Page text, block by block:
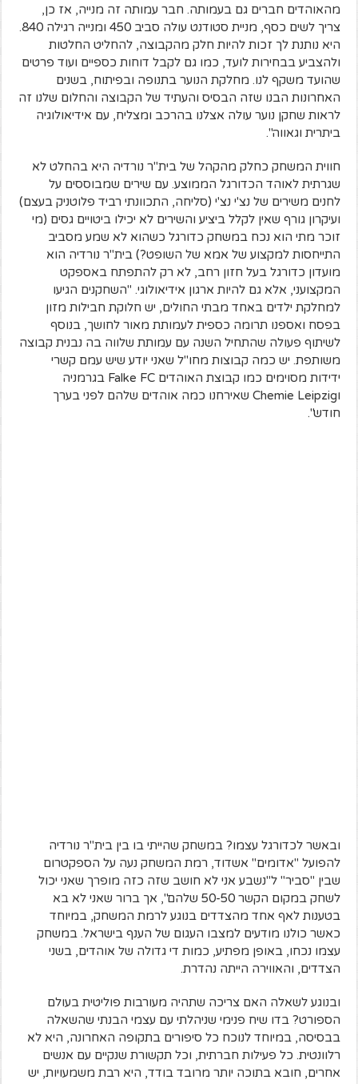
מהאוהדים חברים גם בעמותה. חבר עמותה זה מנייה, אז כן,
צריך לשים כסף, מניית סטודנט עולה סביב 450 ומנייה רגילה 840.
היא נותנת לך זכות להיות חלק מהקבוצה, להחליט החלטות
ולהצביע בבחירות לועד, כמו גם לקבל דוחות כספיים ועוד פרטים
שהועד משקף לנו. מחלקת הנוער בתנופה ובפיתוח, בשנים
האחרונות הבנו שזה הבסיס והעתיד של הקבוצה והחלום שלנו זה
לראות שחקן נוער עולה אצלנו בהרכב ומצליח, עם אידיאולוגיה
ביתרית וגאווה".
חווית המשחק כחלק מהקהל של בית"ר נורדיה היא בהחלט לא
שגרתית לאוהד הכדורגל הממוצע. עם שירים שמבוססים על
לחנים משירים של נצ'י נצ'י (סליחה, התכוונתי רביד פלוטניק בעצם)
ועיקרון גורף שאין לקלל ביציע והשירים לא יכילו ביטויים גסים (מי
זוכר מתי הוא נכח במשחק כדורגל כשהוא לא שמע מסביב
התייחסות למקצוע של אמא של השופט?) בית"ר נורדיה הוא
מועדון כדורגל בעל חזון רחב, לא רק להתפתח באספקט
המקצועני, אלא גם להיות ארגון אידיאולוגי. "השחקנים הגיעו
למחלקת ילדים באחד מבתי החולים, יש חלוקת חבילות מזון
בפסח ואספנו תרומה כספית לעמותת מאור לחושך, בנוסף
לשיתוף פעולה שהתחיל השנה עם עמותת שלווה בה נבנית קבוצה
משותפת. יש כמה קבוצות מחו"ל שאני יודע שיש עמם קשרי
ידידות מסוימים כמו קבוצת האוהדים Falke FC בגרמניה
וChemie Leipzig שאירחנו כמה אוהדים שלהם לפני בערך
חודש".
ובאשר לכדורגל עצמו? במשחק שהייתי בו בין בית"ר נורדיה
להפועל "אדומים" אשדוד, רמת המשחק נעה על הספקטרום
שבין "סביר" ל"נשבע אני לא חושב שזה כזה מופרך שאני יכול
לשחק במקום הקשר 50-50 שלהם", אך ברור שאני לא בא
בטענות לאף אחד מהצדדים בנוגע לרמת המשחק, במיוחד
כאשר כולנו מודעים למצבו העגום של הענף בישראל. במשחק
עצמו נכחו, באופן מפתיע, כמות די גדולה של אוהדים, בשני
הצדדים, והאווירה הייתה נהדרת.
ובנוגע לשאלה האם צריכה שתהיה מעורבות פוליטית בעולם
הספורט? בדו שיח פנימי שניהלתי עם עצמי הבנתי שהשאלה
בבסיסה, במיוחד לנוכח כל סיפורים בתקופה האחרונה, היא לא
רלוונטית. כל פעילות חברתית, וכל תקשורת שנקיים עם אנשים
אחרים, חובא בתוכה יותר מרובד בודד, היא רבת משמעויות, יש